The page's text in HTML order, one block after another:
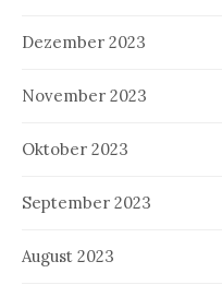
Dezember 2023
November 2023
Oktober 2023
September 2023
August 2023